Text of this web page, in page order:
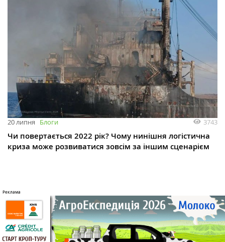
20 липня Блоги 3743
Чи повертається 2022 рік? Чому нинішня логістична
криза може розвиватися зовсім за іншим сценарієм